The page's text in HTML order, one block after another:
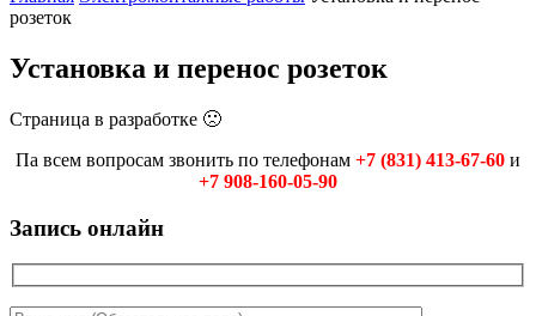
розеток
Установка и перенос розеток
Страница в разработке 🙁
Па всем вопросам звонить по телефонам +7 (831) 413-67-60 и
+7 908-160-05-90
Запись онлайн